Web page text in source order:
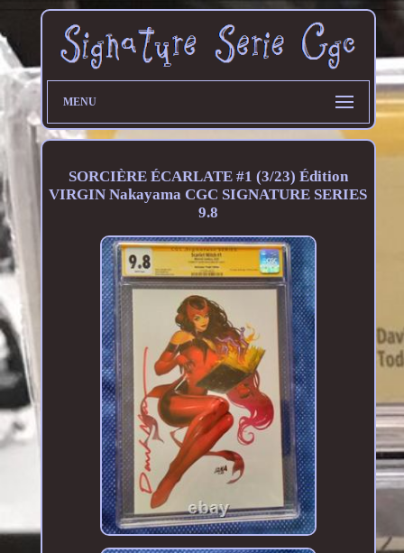
MENU
SORCIÈRE ÉCARLATE #1 (3/23) Édition
VIRGIN Nakayama CGC SIGNATURE SERIES
9.8